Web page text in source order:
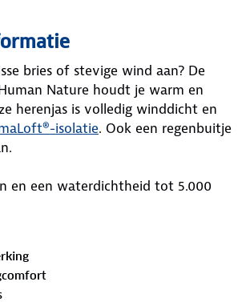
bries of stevige wind aan? De
Nature houdt je warm en
herenjas is volledig winddicht en
isolatie. Ook een regenbuitje
en een waterdichtheid tot 5.000
zodat je comfortabel blijft
verstopt, en het logo reflecteert.
mouwen helpen je handen warm